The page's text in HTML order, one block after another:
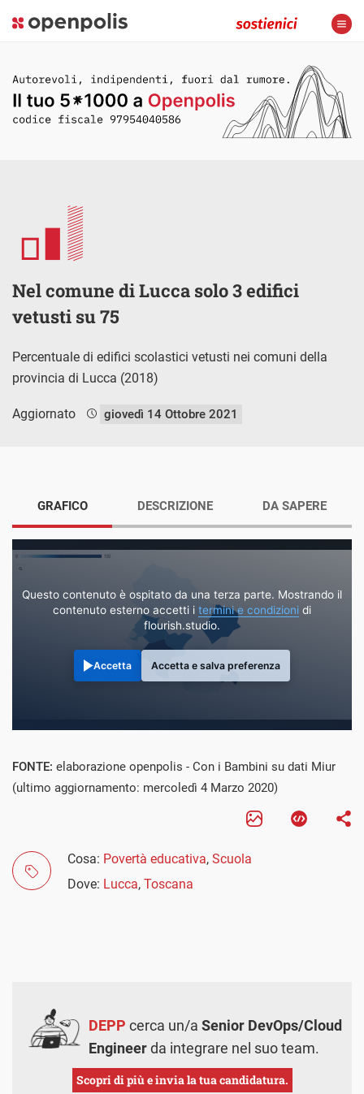
Nel comune di Lucca solo 3 edifici
vetusti su 75
Percentuale di edifici scolastici vetusti nei comuni della
provincia di Lucca (2018)
Aggiornato giovedì 14 Ottobre 2021
GRAFICO
Questo contenuto è ospitato da una terza parte. Mostrando il
contenuto esterno accetti i termini e condizioni di
flourish.studio.
Accetta Accetta e salva preferenza
DESCRIZIONE DA SAPERE
FONTE: elaborazione openpolis - Con i Bambini su dati Miur
(ultimo aggiornamento: mercoledì 4 Marzo 2020)
Cosa: Povertà educativa, Scuola
Dove: Lucca, Toscana
DEPP cerca un/a Senior DevOps/Cloud
Engineerda integrare nel suo team.
Scopri di più e invia la tua candidatura.